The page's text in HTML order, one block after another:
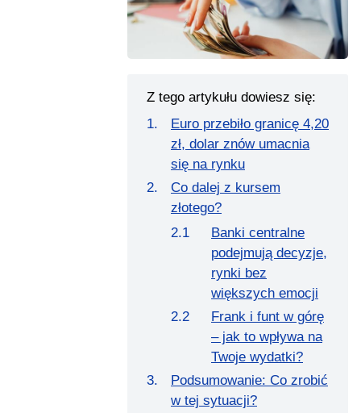
Z tego artykułu dowiesz się:
Euro przebiło granicę 4,20
zł, dolar znów umacnia
się na rynku
Co dalej z kursem
złotego?
Banki centralne
podejmują decyzje,
rynki bez
większych emocji
Frank i funt w górę
– jak to wpływa na
Twoje wydatki?
Podsumowanie: Co zrobić
w tej sytuacji?